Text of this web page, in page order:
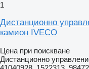
1
Дистанционно
камион IVECO
Цена при поискване
Дистанционно